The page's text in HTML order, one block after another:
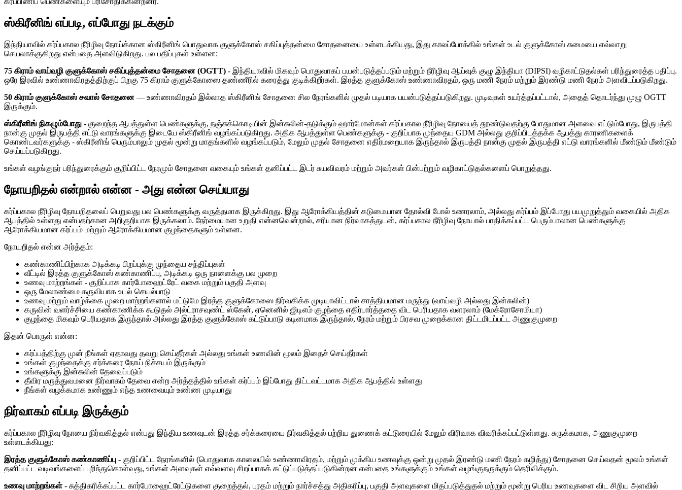
ஸ்கிரீனிங் எப்படி, எப்போது நடக்கும்
இந்தியாவில் கர்ப்பகால நீரிழிவு நோய்க்கான ஸ்கிரீனிங் பொதுவாக குளுக்கோஸ் சகிப்புத்தன்மை சோதனையை உள்ளடக்கியது, இது காலப்போக்கில் உங்கள் உடல் குளுக்கோஸ் சுமையை எவ்வாறு
செயலாக்குகிறது என்பதை அளவிடுகிறது. பல பதிப்புகள் உள்ளன:
75 கிராம் வாய்வழி குளுக்கோஸ் சகிப்புத்தன்மை சோதனை (OGTT) - இந்தியாவில் மிகவும் பொதுவாகப் பயன்படுத்தப்படும் மற்றும் நீரிழிவு ஆய்வுக் குழு இந்தியா (DIPSI) வழிகாட்டுதல்கள் பரிந்துரைத்த பதிப்பு.
ஒரே இரவில் உண்ணாவிரதத்திற்குப் பிறகு 75 கிராம் குளுக்கோஸை தண்ணீரில் கரைத்து குடிக்கிறீர்கள். இரத்த குளுக்கோஸ் உண்ணாவிரதம், ஒரு மணி நேரம் மற்றும் இரண்டு மணி நேரம் அளவிடப்படுகிறது.
50 கிராம் குளுக்கோஸ் சவால் சோதனை — உண்ணாவிரதம் இல்லாத ஸ்கிரீனிங் சோதனை சில நேரங்களில் முதல் படியாக பயன்படுத்தப்படுகிறது. முடிவுகள் உயர்த்தப்பட்டால், அதைத் தொடர்ந்து முழு OGTT
இருக்கும்.
ஸ்கிரீனிங் நிகழும்போது - குறைந்த ஆபத்துள்ள பெண்களுக்கு, நஞ்சுக்கொடியின் இன்சுலின்-தடுக்கும் ஹார்மோன்கள் கர்ப்பகால நீரிழிவு நோயைத் தூண்டுவதற்கு போதுமான அளவை எட்டும்போது, ​​இருபத்தி
நான்கு முதல் இருபத்தி எட்டு வாரங்களுக்கு இடையே ஸ்கிரீனிங் வழங்கப்படுகிறது. அதிக ஆபத்துள்ள பெண்களுக்கு - குறிப்பாக முந்தைய GDM அல்லது குறிப்பிடத்தக்க ஆபத்து காரணிகளைக்
கொண்டவர்களுக்கு - ஸ்கிரீனிங் பெரும்பாலும் முதல் மூன்று மாதங்களில் வழங்கப்படும், மேலும் முதல் சோதனை எதிர்மறையாக இருந்தால் இருபத்தி நான்கு முதல் இருபத்தி எட்டு வாரங்களில் மீண்டும் மீண்டும்
செய்யப்படுகிறது.
உங்கள் வழங்குநர் பரிந்துரைக்கும் குறிப்பிட்ட நேரமும் சோதனை வகையும் உங்கள் தனிப்பட்ட இடர் சுயவிவரம் மற்றும் அவர்கள் பின்பற்றும் வழிகாட்டுதல்களைப் பொறுத்தது.
நோயறிதல் என்றால் என்ன - அது என்ன செய்யாது
கர்ப்பகால நீரிழிவு நோயறிதலைப் பெறுவது பல பெண்களுக்கு வருத்தமாக இருக்கிறது. இது ஆரோக்கியத்தின் கடுமையான தோல்வி போல் உணரலாம், அல்லது கர்ப்பம் இப்போது பயமுறுத்தும் வகையில் அதிக
ஆபத்தில் உள்ளது என்பதற்கான அறிகுறியாக இருக்கலாம். நேர்மையான உறுதி என்னவென்றால், சரியான நிர்வாகத்துடன், கர்ப்பகால நீரிழிவு நோயால் பாதிக்கப்பட்ட பெரும்பாலான பெண்களுக்கு
ஆரோக்கியமான கர்ப்பம் மற்றும் ஆரோக்கியமான குழந்தைகளும் உள்ளன.
நோயறிதல் என்ன அர்த்தம்:
கண்காணிப்பிற்காக அடிக்கடி பிறப்புக்கு முந்தைய சந்திப்புகள்
வீட்டில் இரத்த குளுக்கோஸ் கண்காணிப்பு, அடிக்கடி ஒரு நாளைக்கு பல முறை
உணவு மாற்றங்கள் - குறிப்பாக கார்போஹைட்ரேட் வகை மற்றும் பகுதி அளவு
ஒரு மேலாண்மை கருவியாக உடல் செயல்பாடு
உணவு மற்றும் வாழ்க்கை முறை மாற்றங்களால் மட்டுமே இரத்த குளுக்கோஸை நிர்வகிக்க முடியாவிட்டால் சாத்தியமான மருந்து (வாய்வழி அல்லது இன்சுலின்)
கருவின் வளர்ச்சியை கண்காணிக்க கூடுதல் அல்ட்ராசவுண்ட் ஸ்கேன், ஏனெனில் ஜிடிஎம் குழந்தை எதிர்பார்த்ததை விட பெரியதாக வளரலாம் (மேக்ரோசோமியா)
குழந்தை மிகவும் பெரியதாக இருந்தால் அல்லது இரத்த குளுக்கோஸ் கட்டுப்பாடு கடினமாக இருந்தால், நேரம் மற்றும் பிரசவ முறைக்கான திட்டமிடப்பட்ட அணுகுமுறை
இதன் பொருள் என்ன:
கர்ப்பத்திற்கு முன் நீங்கள் ஏதாவது தவறு செய்தீர்கள் அல்லது உங்கள் உணவின் மூலம் இதைச் செய்தீர்கள்
உங்கள் குழந்தைக்கு சர்க்கரை நோய் நிச்சயம் இருக்கும்
உங்களுக்கு இன்சுலின் தேவைப்படும்
தீவிர மருத்துவமனை நிர்வாகம் தேவை என்ற அர்த்தத்தில் உங்கள் கர்ப்பம் இப்போது திட்டவட்டமாக அதிக ஆபத்தில் உள்ளது
நீங்கள் வழக்கமாக உண்ணும் எந்த உணவையும் உண்ண முடியாது
நிர்வாகம் எப்படி இருக்கும்
கர்ப்பகால நீரிழிவு நோயை நிர்வகித்தல் என்பது இந்திய உணவுடன் இரத்த சர்க்கரையை நிர்வகித்தல் பற்றிய துணைக் கட்டுரையில் மேலும் விரிவாக விவரிக்கப்பட்டுள்ளது. சுருக்கமாக, அணுகுமுறை
உள்ளடக்கியது:
இரத்த குளுக்கோஸ் கண்காணிப்பு - குறிப்பிட்ட நேரங்களில் (பொதுவாக காலையில் உண்ணாவிரதம், மற்றும் முக்கிய உணவுக்கு ஒன்று முதல் இரண்டு மணி நேரம் கழித்து) சோதனை செய்வதன் மூலம் உங்கள்
தனிப்பட்ட வடிவங்களைப் புரிந்துகொள்வது, உங்கள் அளவுகள் எவ்வளவு சிறப்பாகக் கட்டுப்படுத்தப்படுகின்றன என்பதை உங்களுக்கும் உங்கள் வழங்குநருக்கும் தெரிவிக்கும்.
உணவு மாற்றங்கள் - சுத்திகரிக்கப்பட்ட கார்போஹைட்ரேட்டுகளை குறைத்தல், புரதம் மற்றும் நார்ச்சத்து அதிகரிப்பு, பகுதி அளவுகளை மிதப்படுத்துதல் மற்றும் மூன்று பெரிய உணவுகளை விட சிறிய அளவில்